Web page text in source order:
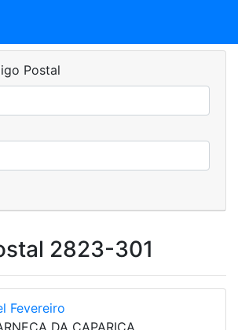
Postal
2823-301
Fevereiro
DA CAPARICA